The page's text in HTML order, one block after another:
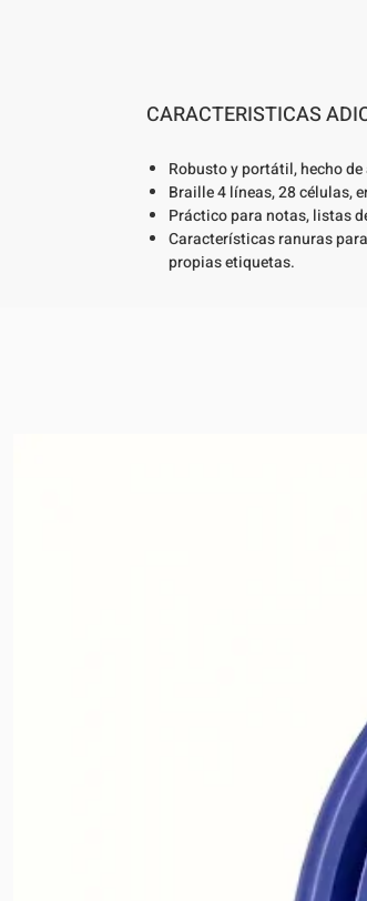
CARACTERISTICAS
Robusto y portátil, hecho
Braille 4 líneas, 28 células,
Práctico para notas, listas
Características ranuras
propias etiquetas.